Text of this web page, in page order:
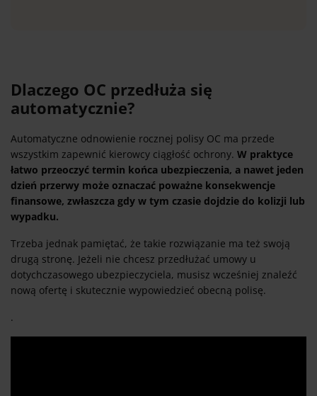
Dlaczego OC przedłuża się
automatycznie?
Automatyczne odnowienie rocznej polisy OC ma przede
wszystkim zapewnić kierowcy ciągłość ochrony. W praktyce
łatwo przeoczyć termin końca ubezpieczenia, a nawet jeden
dzień przerwy może oznaczać poważne konsekwencje
finansowe, zwłaszcza gdy w tym czasie dojdzie do kolizji lub
wypadku.
Trzeba jednak pamiętać, że takie rozwiązanie ma też swoją
drugą stronę. Jeżeli nie chcesz przedłużać umowy u
dotychczasowego ubezpieczyciela, musisz wcześniej znaleźć
nową ofertę i skutecznie wypowiedzieć obecną polisę.
.